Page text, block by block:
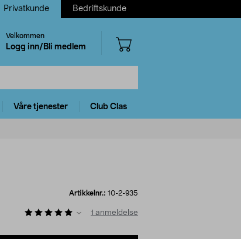
Privatkunde Bedriftskunde
Velkommen
Logg inn/Bli medlem
Våre tjenester Club Clas
Artikkelnr.: 10-2-935
1 anmeldelse